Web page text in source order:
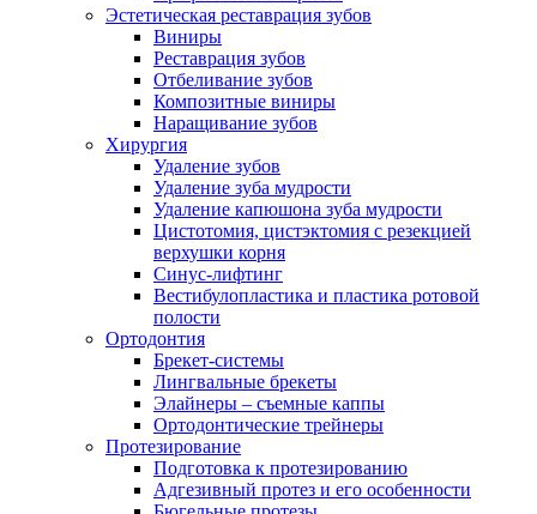
Эстетическая реставрация зубов
Виниры
Реставрация зубов
Отбеливание зубов
Композитные виниры
Наращивание зубов
Хирургия
Удаление зубов
Удаление зуба мудрости
Удаление капюшона зуба мудрости
Цистотомия, цистэктомия с резекцией
верхушки корня
Синус-лифтинг
Вестибулопластика и пластика ротовой
полости
Ортодонтия
Брекет-системы
Лингвальные брекеты
Элайнеры – съемные каппы
Ортодонтические трейнеры
Протезирование
Подготовка к протезированию
Адгезивный протез и его особенности